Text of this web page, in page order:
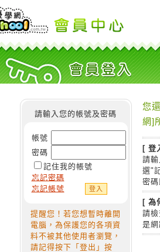
請輸入您的帳號及密碼
帳號
密碼
記住我的帳號
忘記密碼
忘記帳號
提醒您！若您想暫時離開
電腦，為保護您的各項資
料不被其他使用者瀏覽，
請記得按下「登出」按
您
網]
[ 登
請
選"
密
[ 為
請
是